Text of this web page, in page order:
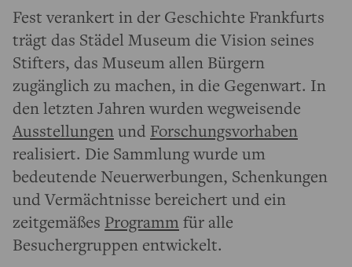
Fest verankert in der Geschichte Frankfurts
trägt das Städel Museum die Vision seines
Stifters, das Museum allen Bürgern
zugänglich zu machen, in die Gegenwart. In
den letzten Jahren wurden wegweisende
Ausstellungenund Forschungsvorhaben
realisiert. Die Sammlung wurde um
bedeutende Neuerwerbungen, Schenkungen
und Vermächtnisse bereichert und ein
zeitgemäßes Programmfür alle
Besuchergruppen entwickelt.